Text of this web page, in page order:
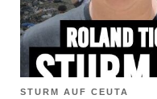
STURM AUF CEUTA